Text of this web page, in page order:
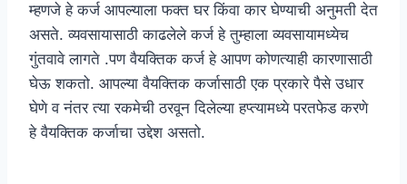
म्हणजे हे कर्ज आपल्याला फक्त घर किंवा कार घेण्याची अनुमती देत
असते. व्यवसायासाठी काढलेले कर्ज हे तुम्हाला व्यवसायामध्येच
गुंतवावे लागते .पण वैयक्तिक कर्ज हे आपण कोणत्याही कारणासाठी
घेऊ शकतो. आपल्या वैयक्तिक कर्जासाठी एक प्रकारे पैसे उधार
घेणे व नंतर त्या रकमेची ठरवून दिलेल्या हप्त्यामध्ये परतफेड करणे
हे वैयक्तिक कर्जाचा उद्देश असतो.